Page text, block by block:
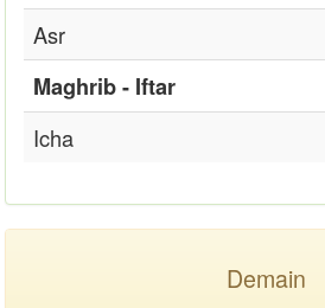
Asr
Maghrib - Iftar
Icha
Demain